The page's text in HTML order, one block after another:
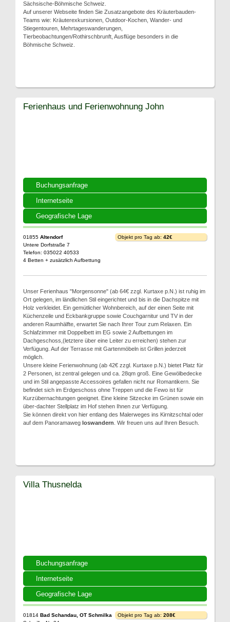
Sächsische-Böhmische Schweiz.
Auf unserer Webseite finden Sie Zusatzangebote des Kräuterbauden-
Teams wie: Kräuterexkursionen, Outdoor-Kochen, Wander- und
Stiegentouren, Mehrtageswanderungen,
Tierbeobachtungen/Rothirschbrunft, Ausflüge besonders in die
Böhmische Schweiz.
Buchungsanfrage
Internetseite
Geografische Lage
Ferienhaus und Ferienwohnung John
01855 Altendorf
Untere Dorfstraße 7
Telefon: 035022 40533
4 Betten + zusätzlich Aufbettung
Objekt pro Tag ab: 42€
Unser Ferienhaus "Morgensonne" (ab 64€ zzgl. Kurtaxe p.N.) ist ruhig im
Ort gelegen, im ländlichen Stil eingerichtet und bis in die Dachspitze mit
Holz verkleidet. Ein gemütlicher Wohnbereich, auf der einen Seite mit
Küchenzeile und Eckbankgruppe sowie Couchgarnitur und TV in der
anderen Raumhälfte, erwartet Sie nach Ihrer Tour zum Relaxen. Ein
Schlafzimmer mit Doppelbett im EG sowie 2 Aufbettungen im
Dachgeschoss,(letztere über eine Leiter zu erreichen) stehen zur
Verfügung. Auf der Terrasse mit Gartenmöbeln ist Grillen jederzeit
möglich.
Unsere kleine Ferienwohnung (ab 42€ zzgl. Kurtaxe p.N.) bietet Platz für
2 Personen, ist zentral gelegen und ca. 28qm groß. Eine Gewölbedecke
und im Stil angepasste Accessoires gefallen nicht nur Romantikern. Sie
befindet sich im Erdgeschoss ohne Treppen und die Fewo ist für
Kurzübernachtungen geeignet. Eine kleine Sitzecke im Grünen sowie ein
über-dachter Stellplatz im Hof stehen Ihnen zur Verfügung.
Sie können direkt von hier entlang des Malerweges ins Kirnitzschtal oder
auf dem Panoramaweg loswandern . Wir freuen uns auf Ihren Besuch.
Buchungsanfrage
Internetseite
Geografische Lage
Villa Thusnelda
01814 Bad Schandau, OT Schmilka
Objekt pro Tag ab: 208€